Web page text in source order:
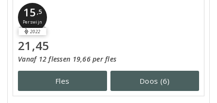
15 ,5
Perswijn
2022
21,45
Vanaf 12 flessen 19,66 per fles
Fles Doos (6)